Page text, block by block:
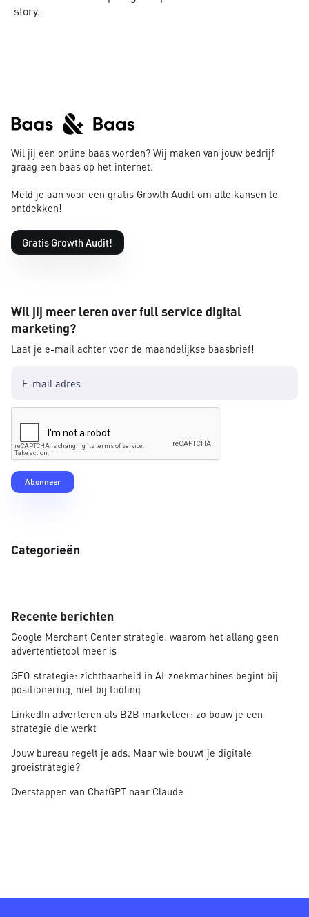
story.
Wil jij een online baas worden? Wij maken van jouw bedrijf
graag een baas op het internet.
Meld je aan voor een gratis Growth Audit om alle kansen te
ontdekken!
Gratis Growth Audit!
Wil jij meer leren over full service digital
marketing?
Laat je e-mail achter voor de maandelijkse baasbrief!
Categorieën
Recente berichten
Google Merchant Center strategie: waarom het allang geen
advertentietool meer is
GEO-strategie: zichtbaarheid in AI-zoekmachines begint bij
positionering, niet bij tooling
LinkedIn adverteren als B2B marketeer: zo bouw je een
strategie die werkt
Jouw bureau regelt je ads. Maar wie bouwt je digitale
groeistrategie?
Overstappen van ChatGPT naar Claude